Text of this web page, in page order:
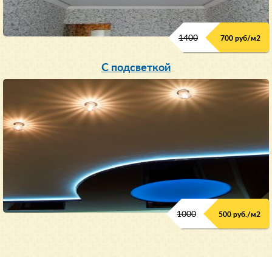
1400 700 руб/м2
С подсветкой
1000 500 руб./м2